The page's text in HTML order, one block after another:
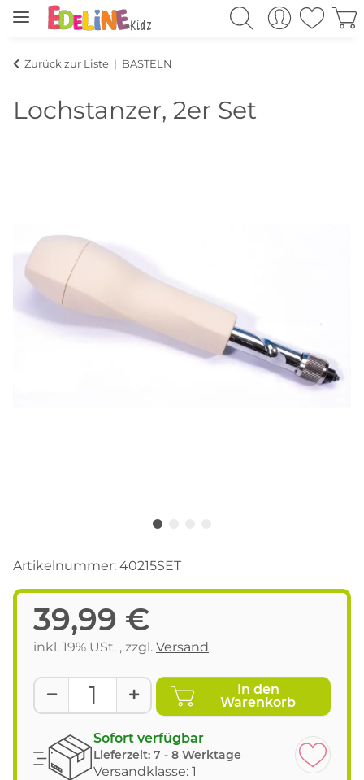
Zurück zur Liste BASTELN
Lochstanzer, 2er Set
Artikelnummer: 40215SET
39,99 €
inkl. 19% USt. , zzgl. Versand
In den
Warenkorb
Sofort verfügbar
Lieferzeit: 7 - 8 Werktage
Versandklasse: 1